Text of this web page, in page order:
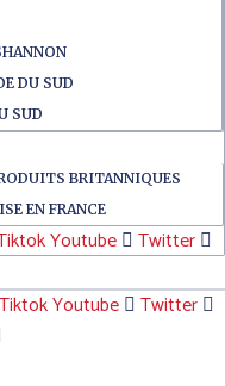
DU SUD
SUD
BRITANNIQUES
EN FRANCE
Youtube
Twitter
TiktokYoutube
Twitter